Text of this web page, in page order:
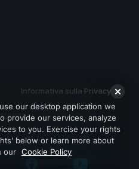
Informativa sulla Privacy
our desktop application we
provide our services, analyze
to you. Exercise your rights
below or learn more about
our Cookie Policy